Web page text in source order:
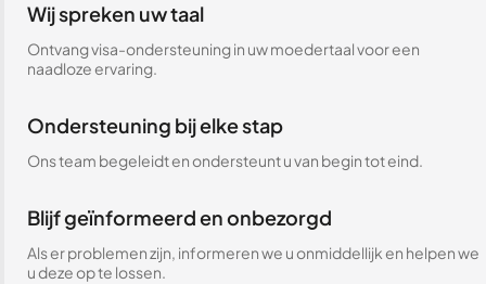
Wij spreken uw taal
Ontvang visa-ondersteuning in uw moedertaal voor een
naadloze ervaring.
Ondersteuning bij elke stap
Ons team begeleidt en ondersteunt u van begin tot eind.
Blijf geïnformeerd en onbezorgd
Als er problemen zijn, informeren we u onmiddellijk en helpen we
u deze op te lossen.